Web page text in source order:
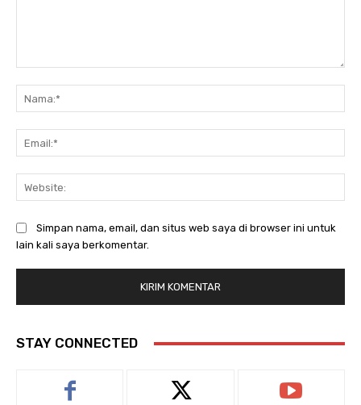
Simpan nama, email, dan situs web saya di browser ini untuk
lain kali saya berkomentar.
STAY CONNECTED